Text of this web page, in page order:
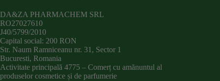
DA&ZA PHARMACHEM SRL
RO27027610
J40/5799/2010
Capital social: 200 RON
Str. Naum Ramniceanu nr. 31, Sector 1
Bucuresti, Romania
Activitate principală 4775 – Comerț cu amănuntul al
produselor cosmetice și de parfumerie